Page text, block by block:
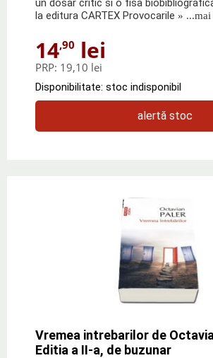
la editura CARTEX Provocarile »
14,90 lei
PRP: 19,10 lei
Disponibilitate: stoc indisponibil
alertă stoc
Vremea intrebarilor de
Editia a II-a, de buzunar